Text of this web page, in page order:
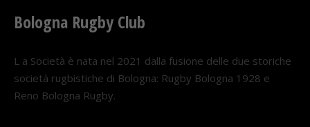
Bologna Rugby Club
L a Società è nata nel 2021 dalla fusione delle due storiche
società rugbistiche di Bologna: Rugby Bologna 1928 e
Reno Bologna Rugby.